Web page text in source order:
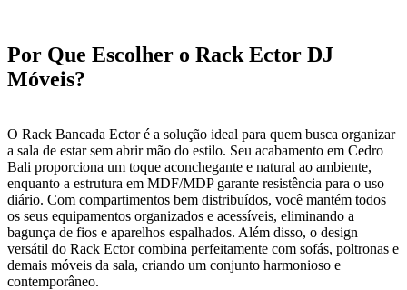
Por Que Escolher o Rack Ector DJ
Móveis?
O Rack Bancada Ector é a solução ideal para quem busca organizar
a sala de estar sem abrir mão do estilo. Seu acabamento em Cedro
Bali proporciona um toque aconchegante e natural ao ambiente,
enquanto a estrutura em MDF/MDP garante resistência para o uso
diário. Com compartimentos bem distribuídos, você mantém todos
os seus equipamentos organizados e acessíveis, eliminando a
bagunça de fios e aparelhos espalhados. Além disso, o design
versátil do Rack Ector combina perfeitamente com sofás, poltronas e
demais móveis da sala, criando um conjunto harmonioso e
contemporâneo.